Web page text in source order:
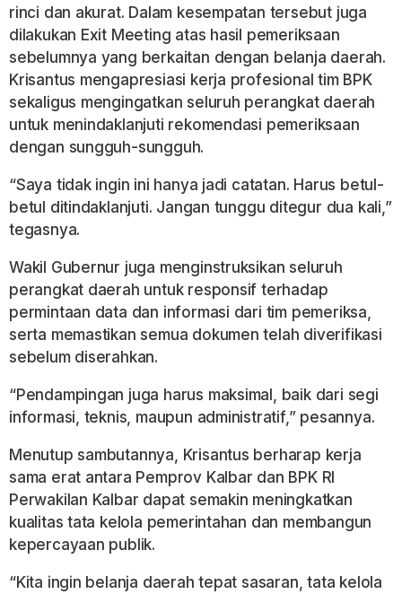
rinci dan akurat. Dalam kesempatan tersebut juga
dilakukan Exit Meeting atas hasil pemeriksaan
sebelumnya yang berkaitan dengan belanja daerah.
Krisantus mengapresiasi kerja profesional tim BPK
sekaligus mengingatkan seluruh perangkat daerah
untuk menindaklanjuti rekomendasi pemeriksaan
dengan sungguh-sungguh.
“Saya tidak ingin ini hanya jadi catatan. Harus betul-
betul ditindaklanjuti. Jangan tunggu ditegur dua kali,”
tegasnya.
Wakil Gubernur juga menginstruksikan seluruh
perangkat daerah untuk responsif terhadap
permintaan data dan informasi dari tim pemeriksa,
serta memastikan semua dokumen telah diverifikasi
sebelum diserahkan.
“Pendampingan juga harus maksimal, baik dari segi
informasi, teknis, maupun administratif,” pesannya.
Menutup sambutannya, Krisantus berharap kerja
sama erat antara Pemprov Kalbar dan BPK RI
Perwakilan Kalbar dapat semakin meningkatkan
kualitas tata kelola pemerintahan dan membangun
kepercayaan publik.
“Kita ingin belanja daerah tepat sasaran, tata kelola